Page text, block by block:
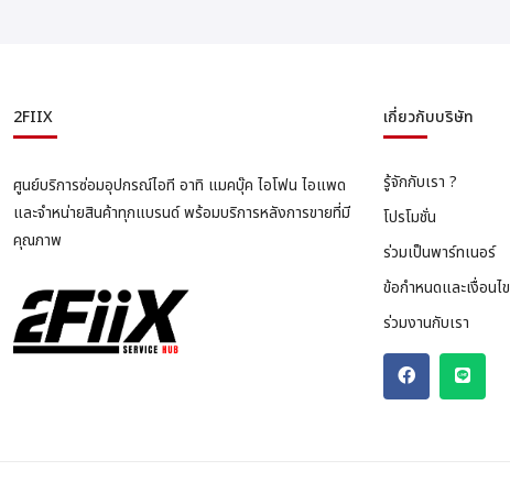
2FIIX
ศูนย์บริการซ่อมอุปกรณ์ไอที อาทิ แมคบุ๊ค ไอโฟน ไอแพด
และจำหน่ายสินค้าทุกแบรนด์ พร้อมบริการหลังการขายที่มี
คุณภาพ
เกี่ยวกับบริษัท
รู้จักกับเรา ?
โปรโมชั่น
ร่วมเป็นพาร์ทเนอร์
ข้อกำหนดและเงื่อนไข
ร่วมงานกับเรา